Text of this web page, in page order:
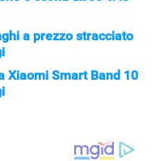
a prezzo stracciato
Xiaomi Smart Band 10